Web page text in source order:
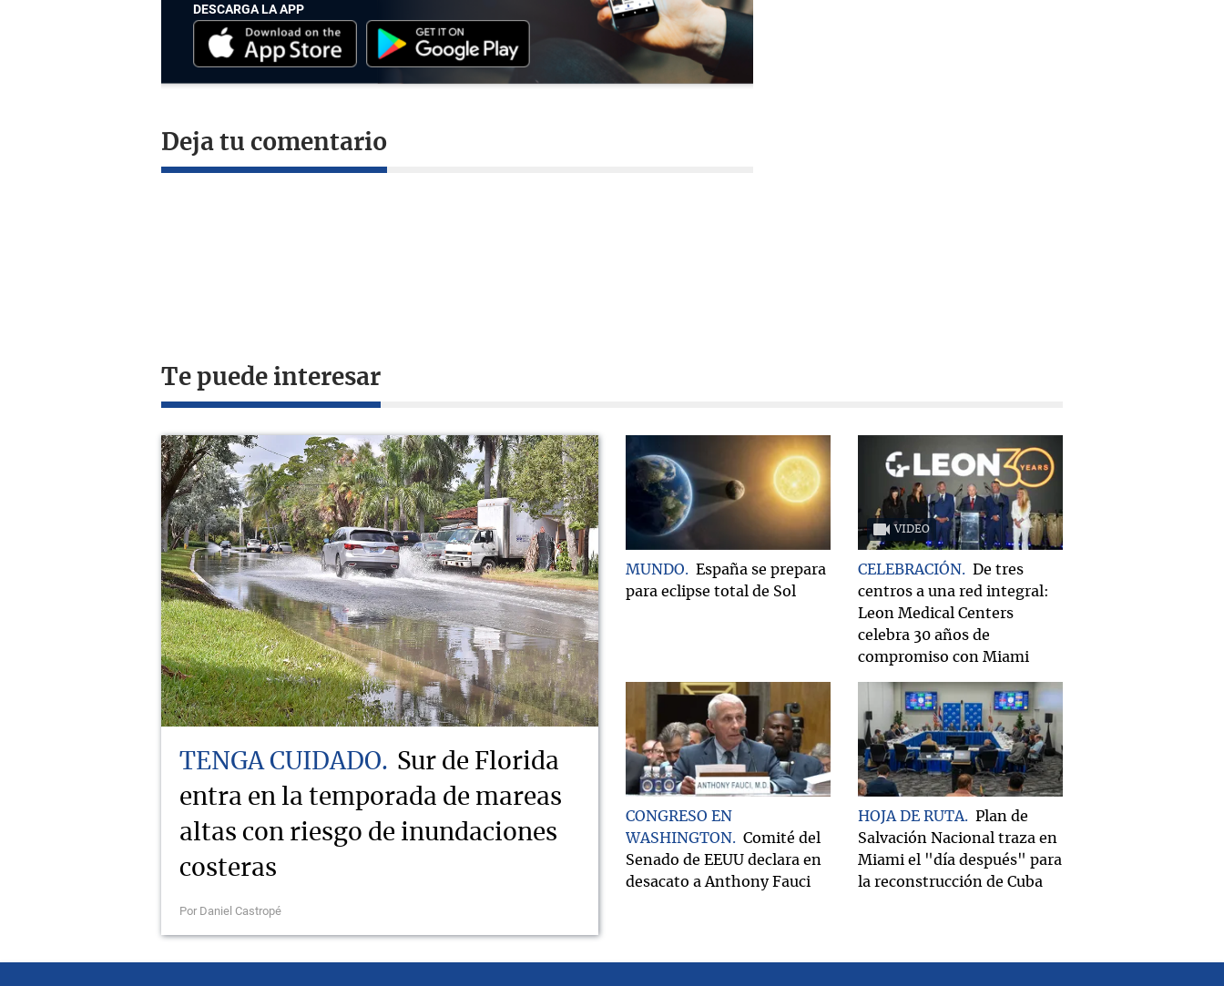
DESCARGA LA APP
Deja tu comentario
Te puede interesar
TENGA CUIDADO
Sur de Florida
entra en la temporada de mareas
altas con riesgo de inundaciones
costeras
Por Daniel Castropé
MUNDO
España se prepara
para eclipse total de Sol
VIDEO
CELEBRACIÓN
De tres
centros a una red integral:
Leon Medical Centers
celebra 30 años de
compromiso con Miami
CONGRESO EN
WASHINGTON
Comité del
Senado de EEUU declara en
desacato a Anthony Fauci
HOJA DE RUTA
Plan de
Salvación Nacional traza en
Miami el "día después" para
la reconstrucción de Cuba